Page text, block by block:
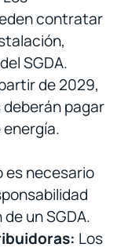
contratar
SGDA.
de 2029,
pagar
es necesario
un SGDA.
Los